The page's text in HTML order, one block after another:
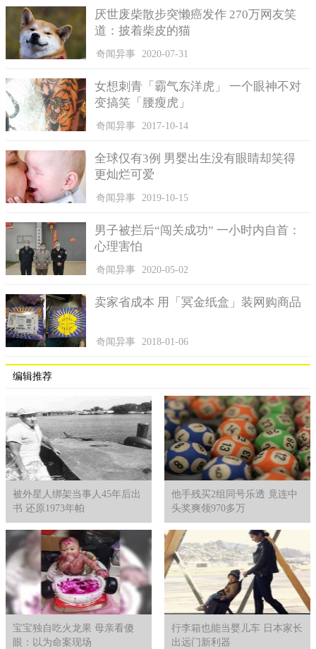
厌世废柴散步突懒癌发作 270万网友笑
道：披着柴皮的猫
奇闻异事 2020-07-31
女想刺青「霸气东洋虎」 一个眼神不对
变搞笑「腰瘦虎」
奇闻异事 2017-10-14
全球仅有3例 男婴出生没有眼睛却笑得
更灿烂可爱
奇闻异事 2019-10-15
男子被拦后“闯关成功” 一小时内自首：
心理害怕
奇闻异事 2020-05-02
卖家省成本 用「冥金纸盒」装网购商品
奇闻异事 2018-01-06
编辑推荐
被外星人绑架当事人45年后出
书 还原1973年帕
他手残买2组同号乐透 竟连中
头奖爽领970多万
宝宝独自吃火龙果 母亲看傻
眼：以为命案现场
行李箱也能当婴儿车 日本家长
出远门新利器